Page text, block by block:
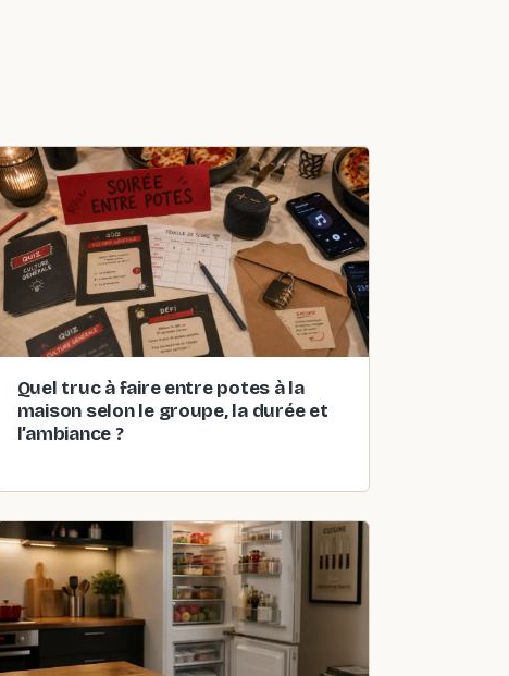
Quel truc à faire entre potes à la
maison selon le groupe, la durée et
l’ambiance ?